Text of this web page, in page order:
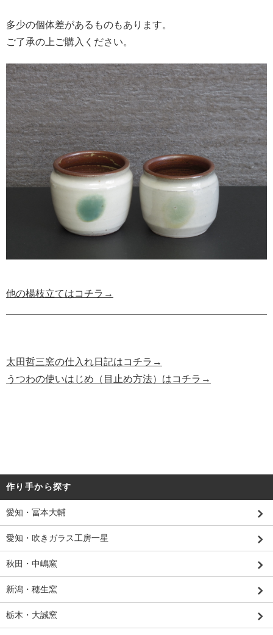
多少の個体差があるものもあります。
ご了承の上ご購入ください。
他の楊枝立てはコチラ→
太田哲三窯の仕入れ日記はコチラ→
うつわの使いはじめ（目止め方法）はコチラ→
作り手から探す
愛知・冨本大輔
愛知・吹きガラス工房一星
秋田・中嶋窯
新潟・穂生窯
栃木・大誠窯